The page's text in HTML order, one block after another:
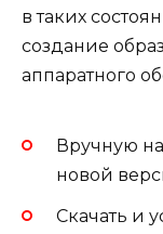
в таких
создание
аппаратного
Вручную
новой
Скачать и